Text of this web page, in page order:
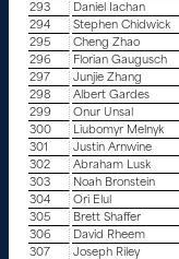
293
Daniel Iachan
294
Stephen Chidwick
295
Cheng Zhao
296
Florian Gaugusch
297
Junjie Zhang
298
Albert Gardes
299
Onur Unsal
300
Liubomyr Melnyk
301
Justin Arnwine
302
Abraham Lusk
303
Noah Bronstein
304
Ori Elul
305
Brett Shaffer
306
David Rheem
307
Joseph Riley